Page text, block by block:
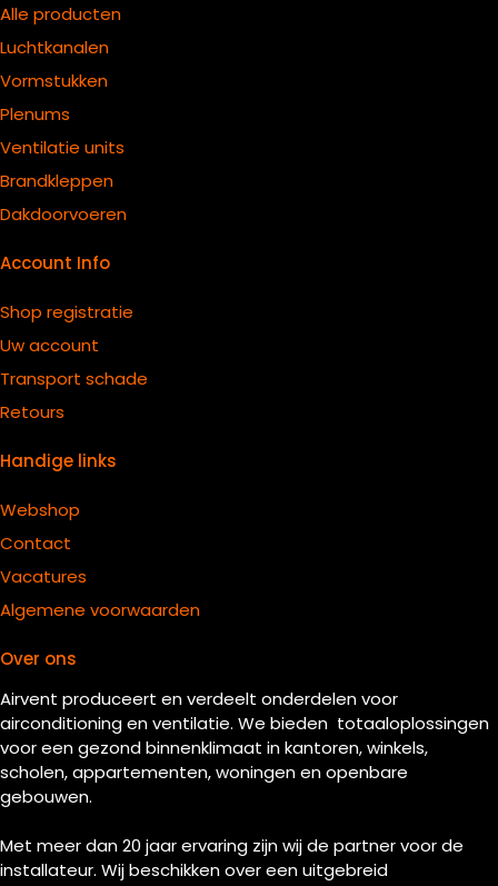
Alle producten
Luchtkanalen
Vormstukken
Plenums
Ventilatie units
Brandkleppen
Dakdoorvoeren
Account Info
Shop registratie
Uw account
Transport schade
Retours
Handige links
Webshop
Contact
Vacatures
Algemene voorwaarden
Over ons
Airvent produceert en verdeelt onderdelen voor
airconditioning en ventilatie. We bieden totaaloplossingen
voor een gezond binnenklimaat in kantoren, winkels,
scholen, appartementen, woningen en openbare
gebouwen.
Met meer dan 20 jaar ervaring zijn wij de partner voor de
installateur. Wij beschikken over een uitgebreid